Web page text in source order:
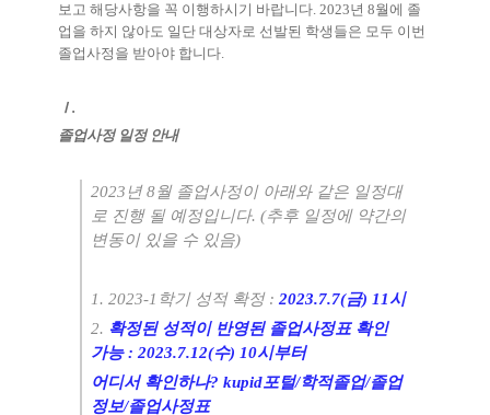
보고 해당사항을 꼭 이행하시기 바랍니다. 2023년 8월에 졸
업을 하지 않아도 일단 대상자로 선발된 학생들은 모두 이번
졸업사정을 받아야 합니다.
Ⅰ .
졸업사정 일정 안내
2023 년 8월 졸업사정이 아래와 같은 일정대
로 진행 될 예정입니다. (추후 일정에 약간의
변동이 있을 수 있음)
1. 2023-1 학기 성적 확정 : 2023.7.7(금) 11시
2. 확정된 성적이 반영된 졸업사정표 확인
가능: 2023.7.12(수) 10시부터
어디서 확인하나? kupid포털/학적졸업/졸업
정보/졸업사정표